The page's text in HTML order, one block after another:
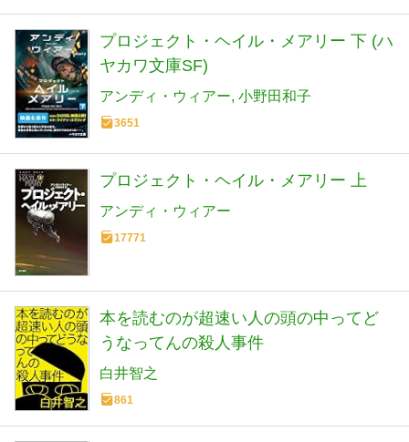
プロジェクト・ヘイル・メアリー 下 (ハ
ヤカワ文庫SF)
アンディ・ウィアー 小野田和子
3651
プロジェクト・ヘイル・メアリー 上
アンディ・ウィアー
17771
本を読むのが超速い人の頭の中ってど
うなってんの殺人事件
白井智之
861